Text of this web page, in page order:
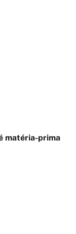
matéria-prima